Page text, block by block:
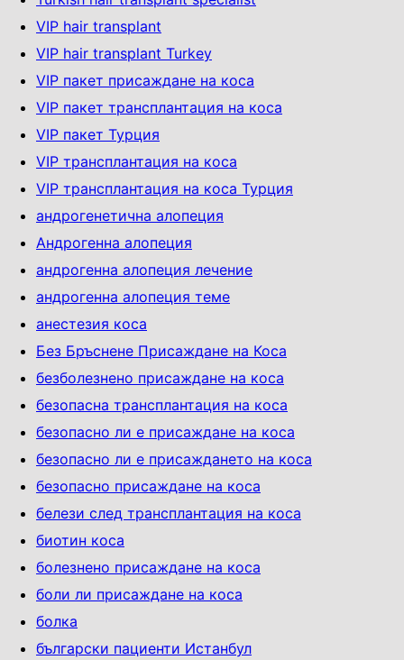
VIP hair transplant
VIP hair transplant Turkey
VIP пакет присаждане на коса
VIP пакет трансплантация на коса
VIP пакет Турция
VIP трансплантация на коса
VIP трансплантация на коса Турция
андрогенетична алопеция
Андрогенна алопеция
андрогенна алопеция лечение
андрогенна алопеция теме
анестезия коса
Без Бръснене Присаждане на Коса
безболезнено присаждане на коса
безопасна трансплантация на коса
безопасно ли е присаждане на коса
безопасно ли е присаждането на коса
безопасно присаждане на коса
белези след трансплантация на коса
биотин коса
болезнено присаждане на коса
боли ли присаждане на коса
болка
български пациенти Истанбул